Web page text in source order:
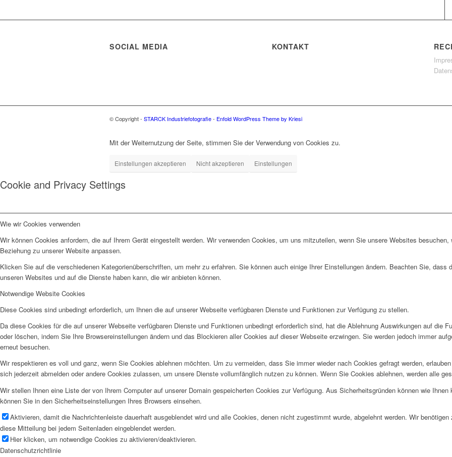
SOCIAL MEDIA KONTAKT
© Copyright - STARCK Industriefotografie- Enfold WordPress Theme by Kriesi
Mit der Weiternutzung der Seite, stimmen Sie der Verwendung von Cookies zu.
Einstellungen akzeptieren Nicht akzeptieren Einstellungen
Cookie and Privacy Settings
Wie wir Cookies verwenden
Wir können Cookies anfordern, die auf Ihrem Gerät eingestellt werden. Wir verwenden Cookies, um uns mitzuteilen, wenn Sie unsere Websites
Beziehung zu unserer Website anpassen.
Klicken Sie auf die verschiedenen Kategorienüberschriften, um mehr zu erfahren. Sie können auch einige Ihrer Einstellungen ändern. Beachten Sie,
unseren Websites und auf die Dienste haben kann, die wir anbieten können.
Notwendige Website Cookies
Diese Cookies sind unbedingt erforderlich, um Ihnen die auf unserer Webseite verfügbaren Dienste und Funktionen zur Verfügung zu stellen.
Da diese Cookies für die auf unserer Webseite verfügbaren Dienste und Funktionen unbedingt erforderlich sind, hat die Ablehnung Auswirkungen auf die
oder löschen, indem Sie Ihre Browsereinstellungen ändern und das Blockieren aller Cookies auf dieser Webseite erzwingen. Sie werden jedoch immer
erneut besuchen.
Wir respektieren es voll und ganz, wenn Sie Cookies ablehnen möchten. Um zu vermeiden, dass Sie immer wieder nach Cookies gefragt werden,
sich jederzeit abmelden oder andere Cookies zulassen, um unsere Dienste vollumfänglich nutzen zu können. Wenn Sie Cookies ablehnen, werden alle
Wir stellen Ihnen eine Liste der von Ihrem Computer auf unserer Domain gespeicherten Cookies zur Verfügung. Aus Sicherheitsgründen können wie
können Sie in den Sicherheitseinstellungen Ihres Browsers einsehen.
Aktivieren, damit die Nachrichtenleiste dauerhaft ausgeblendet wird und alle Cookies, denen nicht zugestimmt wurde, abgelehnt werden. Wir
diese Mitteilung bei jedem Seitenladen eingeblendet werden.
Hier klicken, um notwendige Cookies zu aktivieren/deaktivieren.
Datenschutzrichtlinie